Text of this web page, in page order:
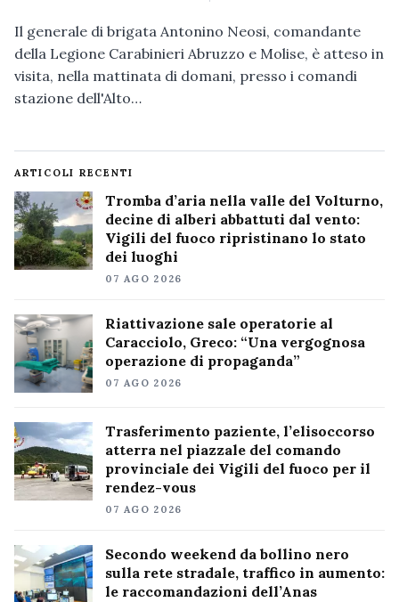
Il generale di brigata Antonino Neosi, comandante
della Legione Carabinieri Abruzzo e Molise, è atteso in
visita, nella mattinata di domani, presso i comandi
stazione dell'Alto…
ARTICOLI RECENTI
Tromba d’aria nella valle del Volturno,
decine di alberi abbattuti dal vento:
Vigili del fuoco ripristinano lo stato
dei luoghi
07 AGO 2026
Riattivazione sale operatorie al
Caracciolo, Greco: “Una vergognosa
operazione di propaganda”
07 AGO 2026
Trasferimento paziente, l’elisoccorso
atterra nel piazzale del comando
provinciale dei Vigili del fuoco per il
rendez-vous
07 AGO 2026
Secondo weekend da bollino nero
sulla rete stradale, traffico in aumento:
le raccomandazioni dell’Anas